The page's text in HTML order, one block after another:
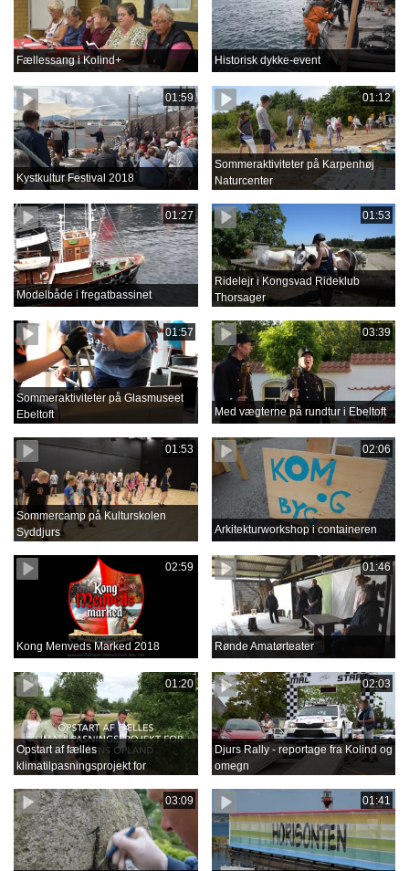
Fællessang i Kolind+ Historisk dykke-event
01:59
Kystkultur Festival 2018
01:12
Sommeraktiviteter på Karpenhøj
Naturcenter
01:27
Modelbåde i fregatbassinet
01:53
Ridelejr i Kongsvad Rideklub
Thorsager
01:57
Sommeraktiviteter på Glasmuseet
Ebeltoft
03:39
Med vægterne på rundtur i Ebeltoft
01:53
Sommercamp på Kulturskolen
Syddjurs
02:06
Arkitekturworkshop i containeren
02:59
Kong Menveds Marked 2018
01:46
Rønde Amatørteater
01:20
Opstart af fælles
klimatilpasningsprojekt for
02:03
Djurs Rally - reportage fra Kolind og
omegn
03:09 01:41